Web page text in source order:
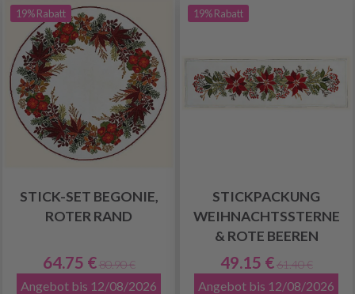
19% Rabatt
STICK-SET BEGONIE,
ROTER RAND
64.75 € 80.90 €
Angebot bis 12/08/2026
19% Rabatt
STICKPACKUNG
WEIHNACHTSSTERNE
& ROTE BEEREN
49.15 € 61.40 €
Angebot bis 12/08/2026